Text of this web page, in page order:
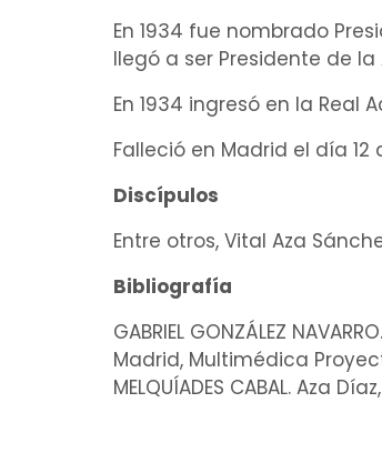
En 1934 fue nombrado
llegó a ser Presidente de
En 1934 ingresó en la
Falleció en Madrid el día 12
Discípulos
Entre otros, Vital Aza
Bibliografía
GABRIEL GONZÁLEZ
Madrid, Multimédica
MELQUÍADES CABAL. Aza